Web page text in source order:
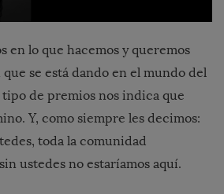
en lo que hacemos y queremos
se está dando en el mundo del
de premios nos indica que
Y, como siempre les decimos:
toda la comunidad
ustedes no estaríamos aquí.